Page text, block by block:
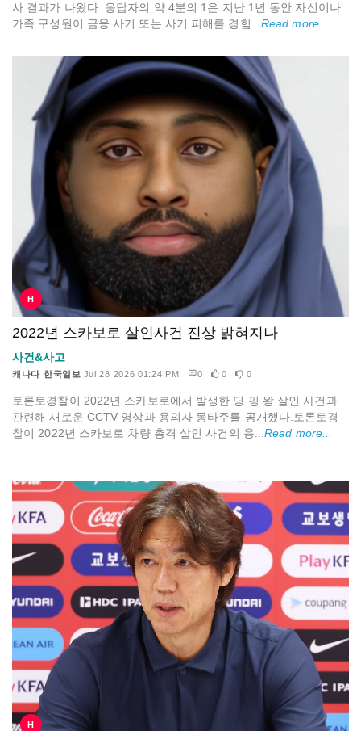
사 결과가 나왔다. 응답자의 약 4분의 1은 지난 1년 동안 자신이나
가족 구성원이 금융 사기 또는 사기 피해를 경험...Read more...
H
2022년 스카보로 살인사건 진상 밝혀지나
사건&사고
캐나다 한국일보 Jul 28 2026 01:24 PM 0 0 0
토론토경찰이 2022년 스카보로에서 발생한 딩 핑 왕 살인 사건과
관련해 새로운 CCTV 영상과 용의자 몽타주를 공개했다.토론토경
찰이 2022년 스카보로 차량 총격 살인 사건의 용...Read more...
H